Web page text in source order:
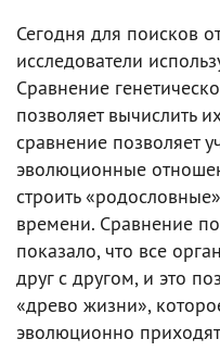
Сегодня для поисков
исследователи
Сравнение
позволяет вычислить
сравнение позволяет
эволюционные
строить
времени. Сравнение
показало, что все
друг с другом, и это
«древо жизни»,
эволюционно